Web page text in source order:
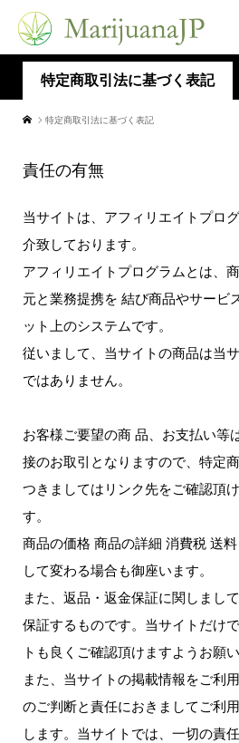
特定商取引法に基づく表記
特定商取引法に基づく表記
責任の有無
当サイトは、アフィリエイトプロ
介致しております。
アフィリエイトプログラムとは、
元と業務提携を 結び商品やサービ
ット上のシステムです。
従いまして、当サイトの商品は当
ではありません。
お客様ご要望の商 品、お支払い等
接のお取引となりますので、特定
つきましてはリンク先をご確認頂
す。
商品の価格 商品の詳細 消費税 送
して変わる場合も御座います。
また、返品・返金保証に関しまし
保証するものです。当サイトだけ
トも良くご確認頂けますようお願い
また、当サイトの掲載情報をご利
のご判断と責任におきましてご利
します。当サイトでは、一切の責